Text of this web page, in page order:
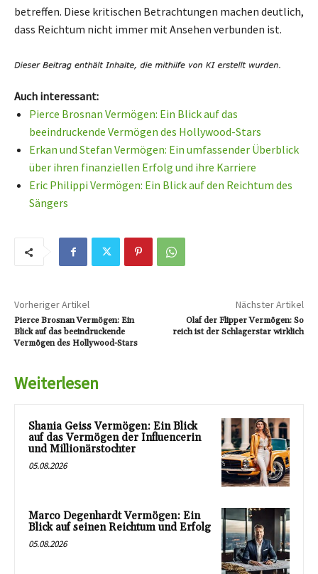
betreffen. Diese kritischen Betrachtungen machen deutlich,
dass Reichtum nicht immer mit Ansehen verbunden ist.
Auch interessant:
Pierce Brosnan Vermögen: Ein Blick auf das
beeindruckende Vermögen des Hollywood-Stars
Erkan und Stefan Vermögen: Ein umfassender Überblick
über ihren finanziellen Erfolg und ihre Karriere
Eric Philippi Vermögen: Ein Blick auf den Reichtum des
Sängers
Vorheriger Artikel
Pierce Brosnan Vermögen: Ein
Blick auf das beeindruckende
Vermögen des Hollywood-Stars
Nächster Artikel
Olaf der Flipper Vermögen: So
reich ist der Schlagerstar wirklich
Weiterlesen
Shania Geiss Vermögen: Ein Blick
auf das Vermögen der Influencerin
und Millionärstochter
05.08.2026
Marco Degenhardt Vermögen: Ein
Blick auf seinen Reichtum und Erfolg
05.08.2026